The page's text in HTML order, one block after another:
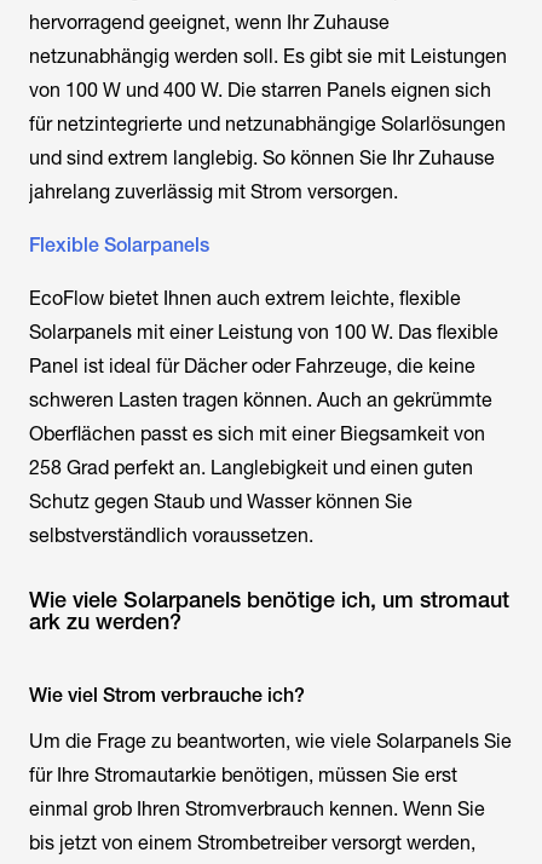
hervorragend geeignet, wenn Ihr Zuhause
netzunabhängig werden soll. Es gibt sie mit Leistungen
von 100 W und 400 W. Die starren Panels eignen sich
für netzintegrierte und netzunabhängige Solarlösungen
und sind extrem langlebig. So können Sie Ihr Zuhause
jahrelang zuverlässig mit Strom versorgen.
Flexible Solarpanels
EcoFlow bietet Ihnen auch extrem leichte, flexible
Solarpanels mit einer Leistung von 100 W. Das flexible
Panel ist ideal für Dächer oder Fahrzeuge, die keine
schweren Lasten tragen können. Auch an gekrümmte
Oberflächen passt es sich mit einer Biegsamkeit von
258 Grad perfekt an. Langlebigkeit und einen guten
Schutz gegen Staub und Wasser können Sie
selbstverständlich voraussetzen.
Wie viele Solarpanels benötige ich, um stromaut
ark zu werden?
Wie viel Strom verbrauche ich?
Um die Frage zu beantworten, wie viele Solarpanels Sie
für Ihre Stromautarkie benötigen, müssen Sie erst
einmal grob Ihren Stromverbrauch kennen. Wenn Sie
bis jetzt von einem Strombetreiber versorgt werden,